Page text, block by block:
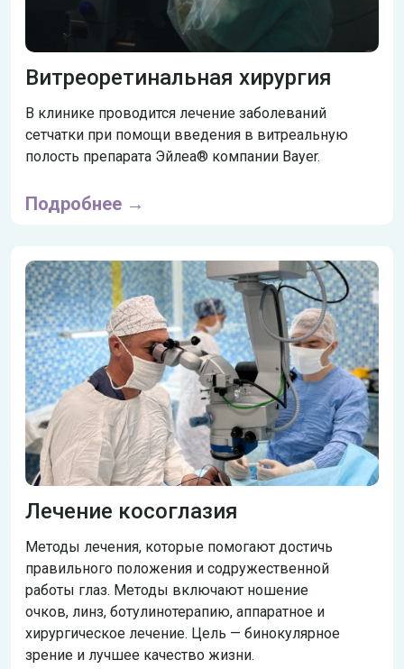
Витреоретинальная хирургия
В клинике проводится лечение заболеваний
сетчатки при помощи введения в витреальную
полость препарата Эйлеа® компании Bayer.
Подробнее →
Лечение косоглазия
Методы лечения, которые помогают достичь
правильного положения и содружественной
работы глаз. Методы включают ношение
очков, линз, ботулинотерапию, аппаратное и
хирургическое лечение. Цель — бинокулярное
зрение и лучшее качество жизни.